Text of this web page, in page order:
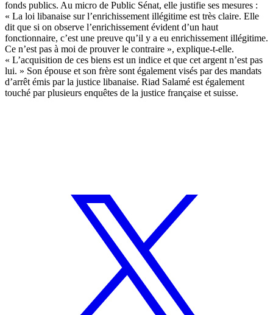
fonds publics. Au micro de Public Sénat, elle justifie ses mesures :
« La loi libanaise sur l’enrichissement illégitime est très claire. Elle
dit que si on observe l’enrichissement évident d’un haut
fonctionnaire, c’est une preuve qu’il y a eu enrichissement illégitime.
Ce n’est pas à moi de prouver le contraire », explique-t-elle.
« L’acquisition de ces biens est un indice et que cet argent n’est pas
lui. » Son épouse et son frère sont également visés par des mandats
d’arrêt émis par la justice libanaise. Riad Salamé est également
touché par plusieurs enquêtes de la justice française et suisse.